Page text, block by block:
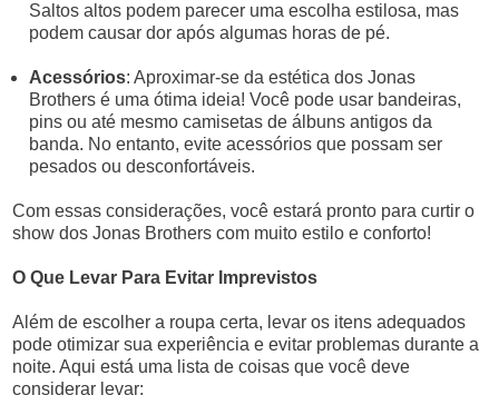
Saltos altos podem parecer uma escolha estilosa, mas
podem causar dor após algumas horas de pé.
Acessórios: Aproximar-se da estética dos Jonas
Brothers é uma ótima ideia! Você pode usar bandeiras,
pins ou até mesmo camisetas de álbuns antigos da
banda. No entanto, evite acessórios que possam ser
pesados ou desconfortáveis.
Com essas considerações, você estará pronto para curtir o
show dos Jonas Brothers com muito estilo e conforto!
O Que Levar Para Evitar Imprevistos
Além de escolher a roupa certa, levar os itens adequados
pode otimizar sua experiência e evitar problemas durante a
noite. Aqui está uma lista de coisas que você deve
considerar levar: